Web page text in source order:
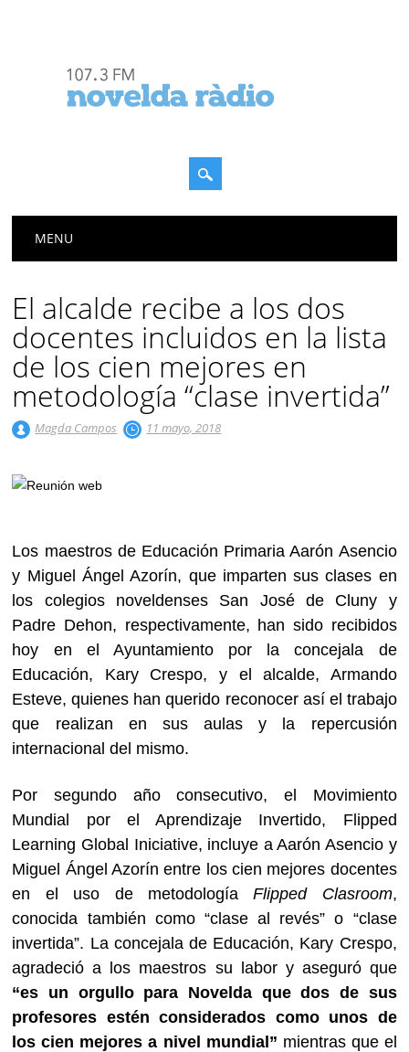
Menú principal
MENU
El alcalde recibe a los dos
docentes incluidos en la lista
de los cien mejores en
metodología “clase invertida”
Magda Campos 11 mayo, 2018
Los maestros de Educación Primaria Aarón Asencio
y Miguel Ángel Azorín, que imparten sus clases en
los colegios noveldenses San José de Cluny y
Padre Dehon, respectivamente, han sido recibidos
hoy en el Ayuntamiento por la concejala de
Educación, Kary Crespo, y el alcalde, Armando
Esteve, quienes han querido reconocer así el trabajo
que realizan en sus aulas y la repercusión
internacional del mismo.
Por segundo año consecutivo, el Movimiento
Mundial por el Aprendizaje Invertido, Flipped
Learning Global Iniciative, incluye a Aarón Asencio y
Miguel Ángel Azorín entre los cien mejores docentes
en el uso de metodologíaFlipped Clasroom,
conocida también como “clase al revés” o “clase
invertida”. La concejala de Educación, Kary Crespo,
agradeció a los maestros su labor y aseguró que
“es un orgullo para Novelda que dos de sus
profesores estén considerados como unos de
los cien mejores a nivel mundial” mientras que el